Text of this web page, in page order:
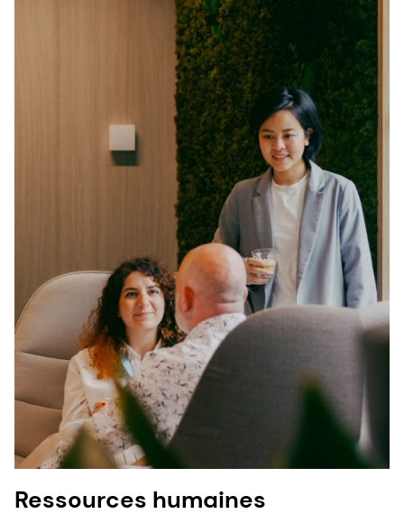
Ressources humaines